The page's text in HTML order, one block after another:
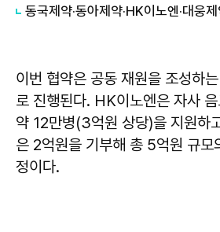
동국제약·동아제약·HK이노엔·대웅
이번 협약은 공동 재원을 조성하
로 진행된다. HK이노엔은 자사
약 12만병(3억원 상당)을 지원하
은 2억원을 기부해 총 5억원 규모
정이다.